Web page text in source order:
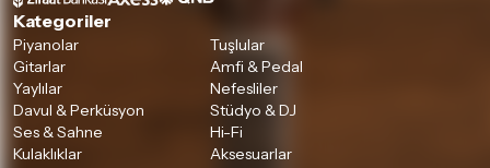
Kategoriler
Piyanolar
Tuşlular
Gitarlar
Amfi & Pedal
Yaylılar
Nefesliler
Davul & Perküsyon
Stüdyo & DJ
Ses & Sahne
Hi-Fi
Kulaklıklar
Aksesuarlar